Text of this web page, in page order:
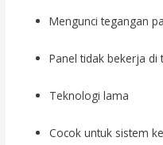
Mengunci tegangan
Panel tidak bekerja di
Teknologi lama
Cocok untuk sistem